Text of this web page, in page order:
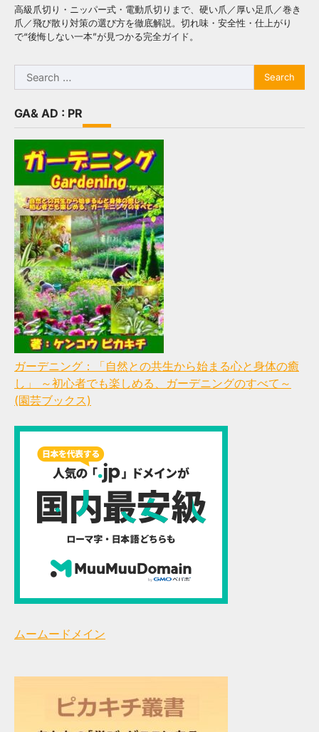
高級爪切り・ニッパー式・電動爪切りまで、硬い爪／厚い足爪／巻き
爪／飛び散り対策の選び方を徹底解説。切れ味・安全性・仕上がり
で“後悔しない一本”が見つかる完全ガイド。
Search
for:
GA& AD : PR
ガーデニング：「自然との共生から始まる心と身体の癒
し」 ～初心者でも楽しめる、ガーデニングのすべて～
(園芸ブックス)
ムームードメイン